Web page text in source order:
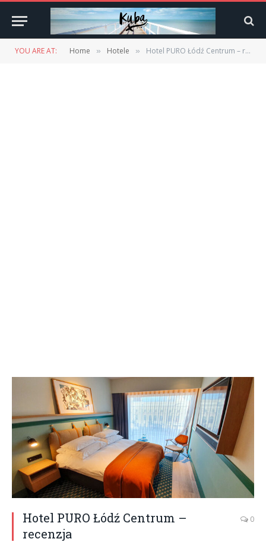
YOU ARE AT: Home » Hotele » Hotel PURO Łódź Centrum – recenzja
Hotel PURO Łódź Centrum –
recenzja
0